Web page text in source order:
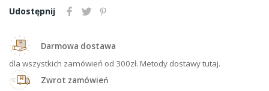
Udostępnij
Darmowa dostawa
dla wszystkich zamówień od 300zł. Metody dostawy tutaj.
Zwrot zamówień